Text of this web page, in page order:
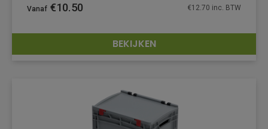
DETAILS
€10.50 €12.70 inc. BTW
BEKIJKEN